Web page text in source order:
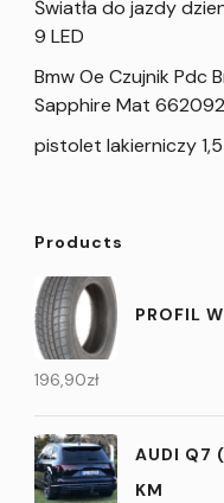
Światła do jazdy
9 LED
Bmw Oe Czujnik Pdc
Sapphire Mat
pistolet lakierniczy
Products
PROFIL
196,90zł
AUDI Q7
KM